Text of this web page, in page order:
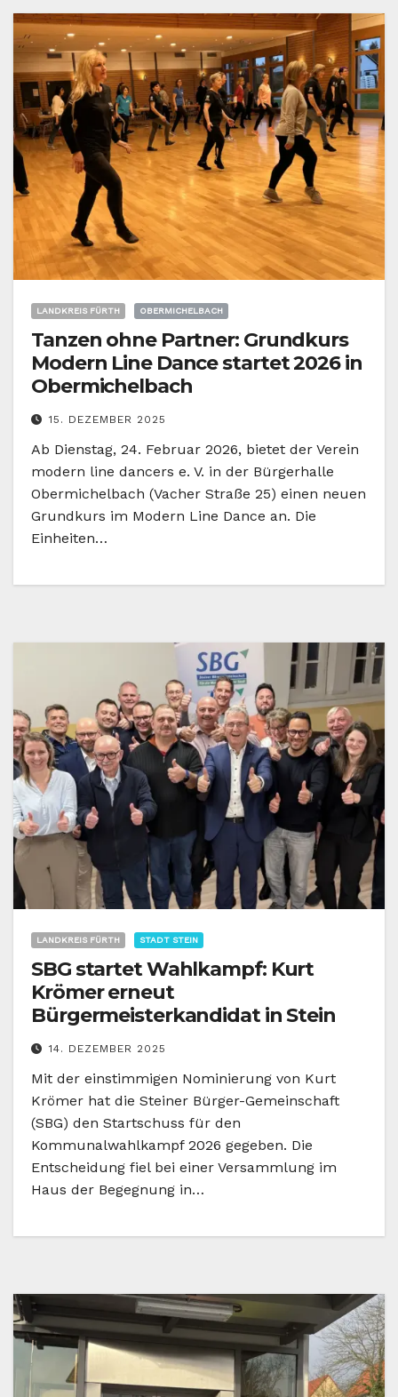
LANDKREIS FÜRTH OBERMICHELBACH
Tanzen ohne Partner: Grundkurs
Modern Line Dance startet 2026 in
Obermichelbach
15. DEZEMBER 2025
Ab Dienstag, 24. Februar 2026, bietet der Verein
modern line dancers e. V. in der Bürgerhalle
Obermichelbach (Vacher Straße 25) einen neuen
Grundkurs im Modern Line Dance an. Die
Einheiten…
LANDKREIS FÜRTH STADT STEIN
SBG startet Wahlkampf: Kurt
Krömer erneut
Bürgermeisterkandidat in Stein
14. DEZEMBER 2025
Mit der einstimmigen Nominierung von Kurt
Krömer hat die Steiner Bürger-Gemeinschaft
(SBG) den Startschuss für den
Kommunalwahlkampf 2026 gegeben. Die
Entscheidung fiel bei einer Versammlung im
Haus der Begegnung in…